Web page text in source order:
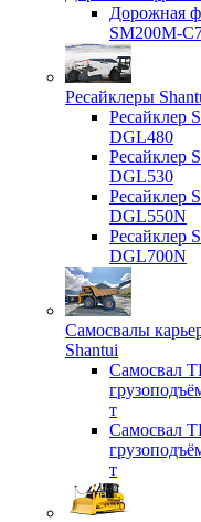
Дорожная
SM200M-
Ресайклеры
Ресайклер
DGL480
Ресайклер
DGL530
Ресайклер
DGL550N
Ресайклер
DGL700N
Самосвалы
Shantui
Самосвал
т
Самосвал
т